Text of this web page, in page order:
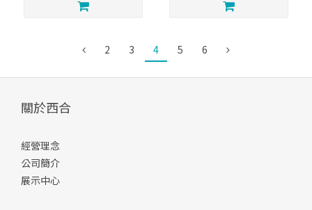
2 3 4 5 6
關於西合
經營理念
公司簡介
展示中心